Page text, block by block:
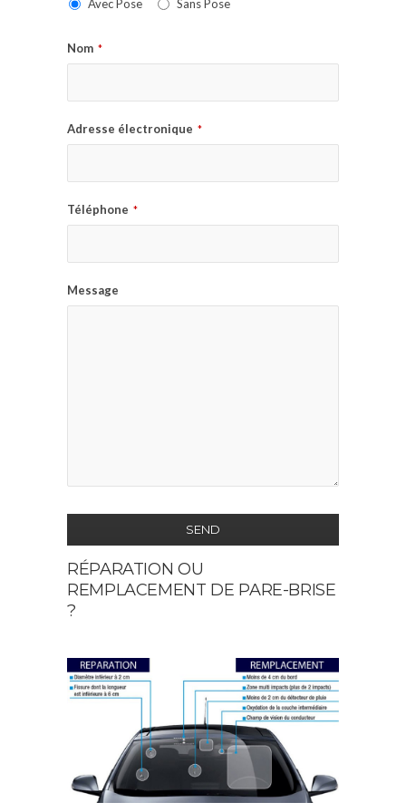
Avec Pose Sans Pose
Nom *
Adresse électronique *
Téléphone *
Message
SEND
This
field
should
left
blank
RÉPARATION OU
REMPLACEMENT DE PARE-BRISE
?